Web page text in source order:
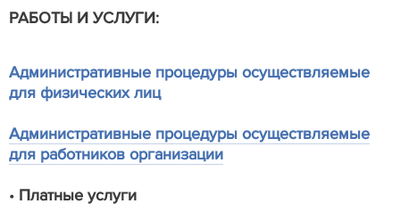
РАБОТЫ И УСЛУГИ:
Административные процедуры осуществляемые
для физических лиц
Административные процедуры осуществляемые
для работников организации
• Платные услуги